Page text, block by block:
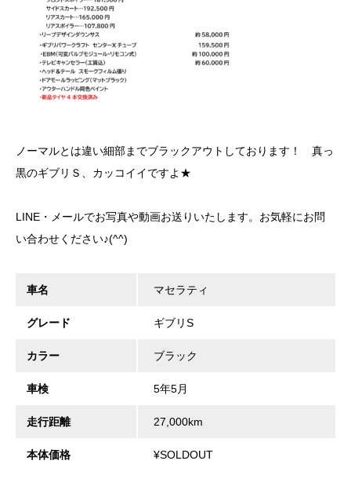
ノーマルとは違い細部までブラックアウトしております！ 真っ
黒のギブリＳ、カッコイイですよ★
LINE・メールでお写真や動画お送りいたします。お気軽にお問
い合わせください♪(^^)
車名 マセラティ
グレード ギブリS
カラー ブラック
車検 5年5月
走行距離 27,000km
本体価格 ¥SOLDOUT